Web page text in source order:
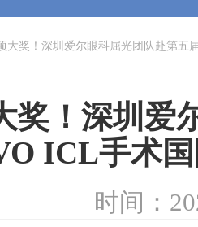
大奖！深圳爱尔眼科屈光团队赴第五
奖！深圳爱
ICL手术
时间：